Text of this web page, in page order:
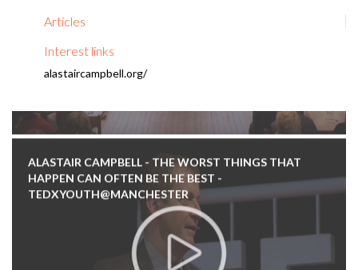
Articles
Interest links
alastaircampbell.org/
ALASTAIR CAMPBELL - THE WORST THINGS THAT
TEDXYOUTH@MANCHESTER